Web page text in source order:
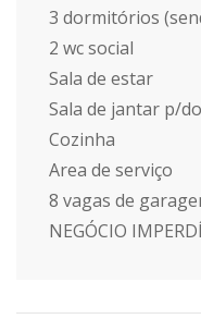
3 dormitórios
2 wc social
Sala de estar
Sala de jantar p/
Cozinha
Area de serviço
8 vagas de
NEGÓCIO